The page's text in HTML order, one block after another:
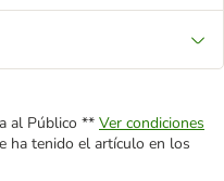
al Público ** Ver condiciones
ha tenido el artículo en los